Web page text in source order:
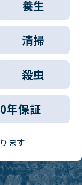
養生
清掃
殺虫
年保証
ます